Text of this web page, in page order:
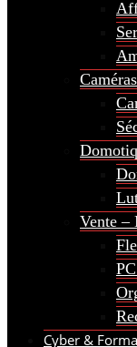
Vente –
Cyber &